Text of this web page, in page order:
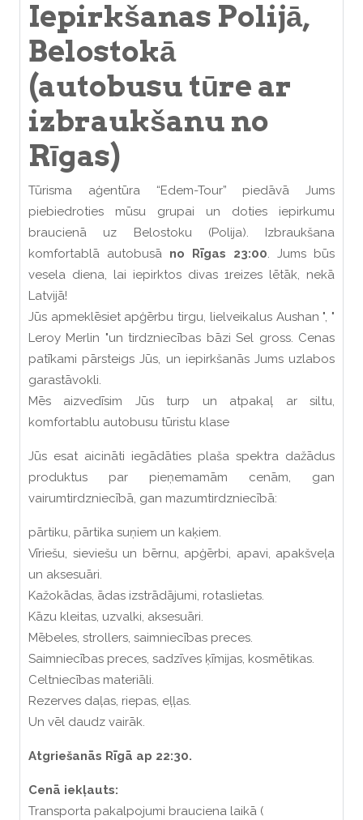
Iepirkšanas Polijā,
Belostokā
(autobusu tūre ar
izbraukšanu no
Rīgas)
Tūrisma aģentūra “Edem-Tour” piedāvā Jums
piebiedroties mūsu grupai un doties iepirkumu
braucienā uz Belostoku (Polija). Izbraukšana
komfortablā autobusā no Rīgas 23:00. Jums būs
vesela diena, lai iepirktos divas 1reizes lētāk, nekā
Latvijā!
Jūs apmeklēsiet apģērbu tirgu, lielveikalus Aushan ", "
Leroy Merlin "un tirdzniecības bāzi Sel gross. Cenas
patīkami pārsteigs Jūs, un iepirkšanās Jums uzlabos
garastāvokli.
Mēs aizvedīsim Jūs turp un atpakaļ ar siltu,
komfortablu autobusu tūristu klase
Jūs esat aicināti iegādāties plaša spektra dažādus
produktus par pieņemamām cenām, gan
vairumtirdzniecībā, gan mazumtirdzniecībā:
pārtiku, pārtika suņiem un kaķiem.
Vīriešu, sieviešu un bērnu, apģērbi, apavi, apakšveļa
un aksesuāri.
Kažokādas, ādas izstrādājumi, rotaslietas.
Kāzu kleitas, uzvalki, aksesuāri.
Mēbeles, strollers, saimniecības preces.
Saimniecības preces, sadzīves ķīmijas, kosmētikas.
Celtniecības materiāli.
Rezerves daļas, riepas, eļļas.
Un vēl daudz vairāk.
Atgriešanās Rīgā ap 22:30.
Cenā iekļauts:
Transporta pakalpojumi brauciena laikā (